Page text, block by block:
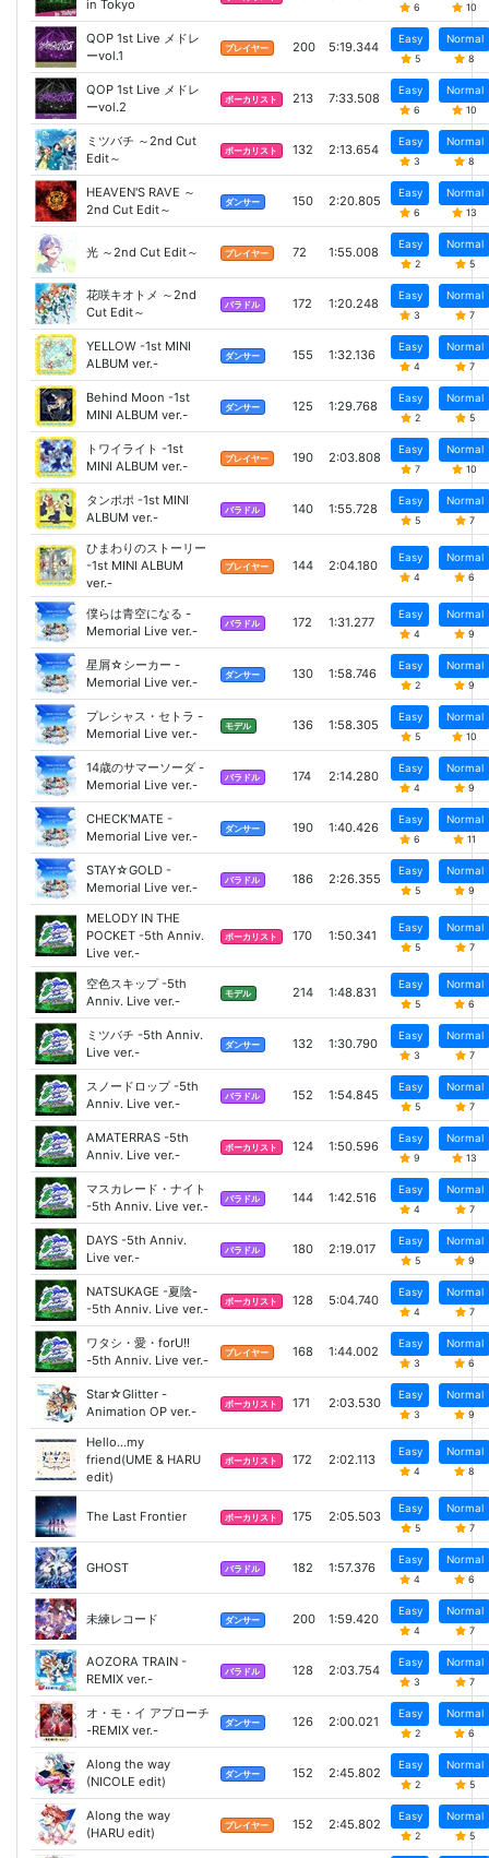
in Tokyo 6 10
QOP 1st Live メドレ
ーvol.1
プレイヤー 200 5:19.344
Easy
5
Normal
8
QOP 1st Live メドレ
ーvol.2
ボーカリスト 213 7:33.508
Easy
6
Normal
10
ミツバチ ～2nd Cut
Edit～
ボーカリスト 132 2:13.654
Easy
3
Normal
8
HEAVEN'S RAVE ～
2nd Cut Edit～
ダンサー 150 2:20.805
Easy
6
Normal
13
光 ～2nd Cut Edit～ プレイヤー 72 1:55.008
Easy
2
Normal
5
花咲キオトメ ～2nd
Cut Edit～
バラドル 172 1:20.248
Easy
3
Normal
7
YELLOW -1st MINI
ALBUM ver.-
ダンサー 155 1:32.136
Easy
4
Normal
7
Behind Moon -1st
MINI ALBUM ver.-
ダンサー 125 1:29.768
Easy
2
Normal
5
トワイライト -1st
MINI ALBUM ver.-
プレイヤー 190 2:03.808
Easy
7
Normal
10
タンポポ -1st MINI
ALBUM ver.-
バラドル 140 1:55.728
Easy
5
Normal
7
ひまわりのストーリー
-1st MINI ALBUM
ver.-
プレイヤー 144 2:04.180
Easy
4
Normal
6
僕らは青空になる -
Memorial Live ver.-
バラドル 172 1:31.277
Easy
4
Normal
9
星屑☆シーカー -
Memorial Live ver.-
ダンサー 130 1:58.746
Easy
2
Normal
9
プレシャス・セトラ -
Memorial Live ver.-
モデル 136 1:58.305
Easy
5
Normal
10
14歳のサマーソーダ -
Memorial Live ver.-
バラドル 174 2:14.280
Easy
4
Normal
9
CHECK'MATE -
Memorial Live ver.-
ダンサー 190 1:40.426
Easy
6
Normal
11
STAY☆GOLD -
Memorial Live ver.-
バラドル 186 2:26.355
Easy
5
Normal
9
MELODY IN THE
POCKET -5th Anniv.
Live ver.-
ボーカリスト 170 1:50.341
Easy
5
Normal
7
空色スキップ -5th
Anniv. Live ver.-
モデル 214 1:48.831
Easy
5
Normal
6
ミツバチ -5th Anniv.
Live ver.-
ダンサー 132 1:30.790
Easy
3
Normal
7
スノードロップ -5th
Anniv. Live ver.-
バラドル 152 1:54.845
Easy
5
Normal
7
AMATERRAS -5th
Anniv. Live ver.-
ボーカリスト 124 1:50.596
Easy
9
Normal
13
マスカレード・ナイト
-5th Anniv. Live ver.-
バラドル 144 1:42.516
Easy
4
Normal
7
DAYS -5th Anniv.
Live ver.-
バラドル 180 2:19.017
Easy
5
Normal
9
NATSUKAGE -夏陰-
-5th Anniv. Live ver.-
ボーカリスト 128 5:04.740
Easy
4
Normal
7
ワタシ・愛・forU!!
-5th Anniv. Live ver.-
プレイヤー 168 1:44.002
Easy
3
Normal
6
Star☆Glitter -
Animation OP ver.-
ボーカリスト 171 2:03.530
Easy
3
Normal
9
Hello...my
friend(UME & HARU
edit)
ボーカリスト 172 2:02.113
Easy
4
Normal
8
The Last Frontier ボーカリスト 175 2:05.503
Easy
5
Normal
7
GHOST バラドル 182 1:57.376
Easy
4
Normal
6
未練レコード ダンサー 200 1:59.420
Easy
4
Normal
7
AOZORA TRAIN -
REMIX ver.-
バラドル 128 2:03.754
Easy
3
Normal
7
オ・モ・イ アプローチ
-REMIX ver.-
ダンサー 126 2:00.021
Easy
2
Normal
6
Along the way
(NICOLE edit)
ダンサー 152 2:45.802
Easy
2
Normal
5
Along the way
(HARU edit)
プレイヤー 152 2:45.802
Easy
2
Normal
5